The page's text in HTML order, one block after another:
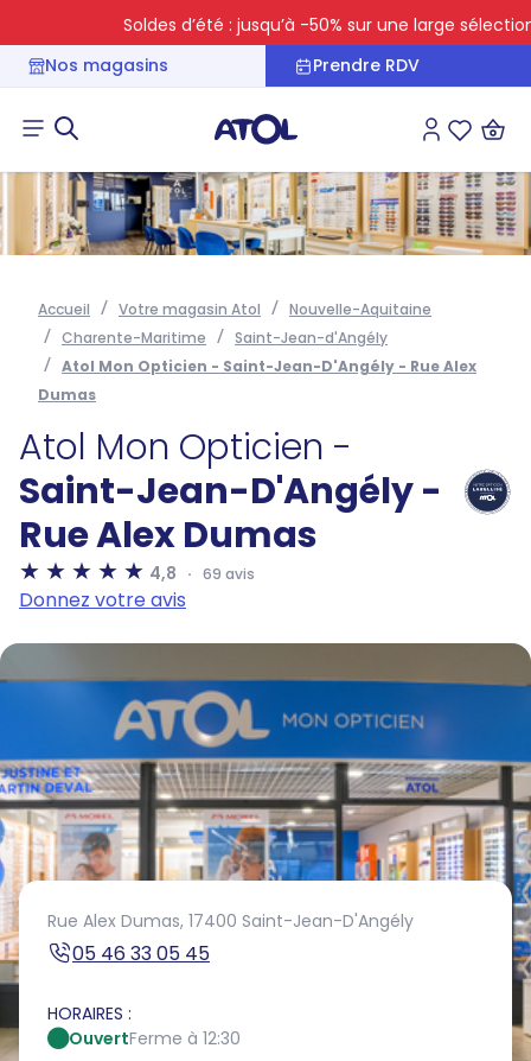
Soldes d’été : jusqu’à -50% sur une large sélection
Nos magasins
Prendre RDV
Connexion
Accueil Votre magasin Atol
Nouvelle-Aquitaine
Charente-Maritime
Saint-Jean-d'Angély
Atol Mon Opticien - Saint-Jean-D'Angély - Rue Alex
Dumas
Atol Mon Opticien -
Saint-Jean-D'Angély -
Rue Alex Dumas
4,8 69 avis
Donnez votre avis
Rue Alex Dumas, 17400 Saint-Jean-D'Angély
05 46 33 05 45
HORAIRES :
OuvertFerme à 12:30